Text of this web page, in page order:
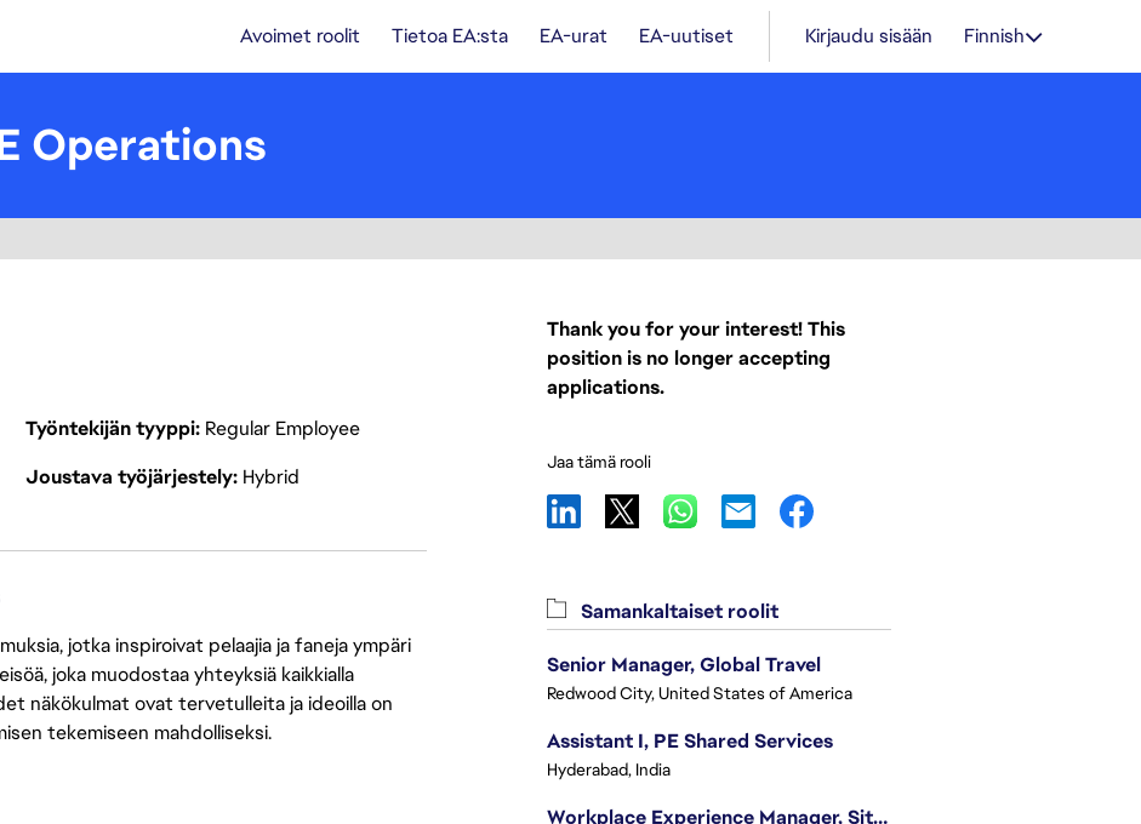
Avoimet roolit Tietoa EA:sta EA-urat EA-uutiset Kirjaudu sisään Finnish
Operations
Työntekijän tyyppi Regular Employee
Joustava työjärjestely Hybrid
jotka inspiroivat pelaajia ja faneja ympäri
joka muodostaa yhteyksiä kaikkialla
näkökulmat ovat tervetulleita ja ideoilla on
tekemiseen mahdolliseksi.
Thank you for your interest! This
position is no longer accepting
applications.
Jaa tämä rooli
Samankaltaiset roolit
Senior Manager, Global Travel
Redwood City, United States of America
Assistant I, PE Shared Services
Hyderabad, India
Workplace Experience Manager, Site Lead